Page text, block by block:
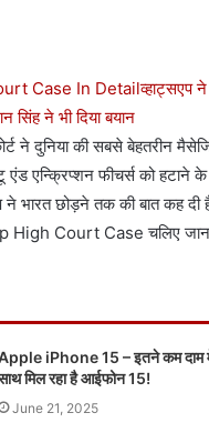
Case In Detailव्हाट्सएप
सिंह ने भी दिया बयान
ने दुनिया की सबसे बेहतरीन
एन्क्रिप्शन फीचर्स को हटाने के
भारत छोड़ने तक की बात कह दी
High Court Case चलिए
iPhone 15 – इतने कम दाम
मिल रहा है आईफोन 15!
June 21, 2025